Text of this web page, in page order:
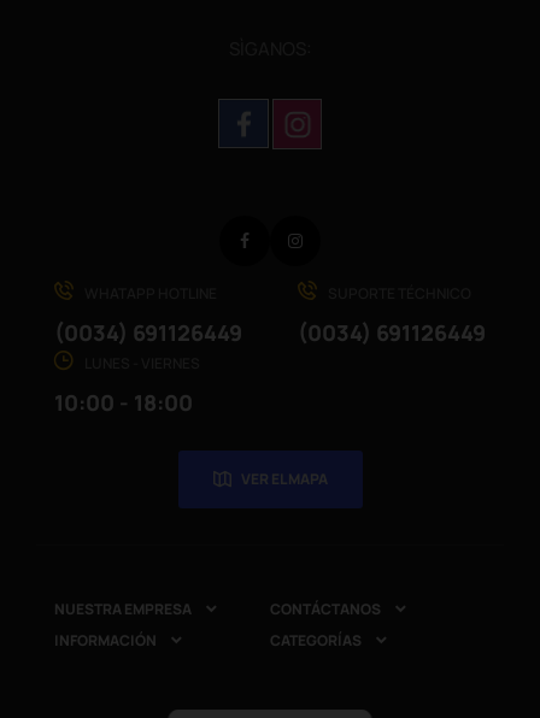
(0034) 691126449 (0034) 691126449
10:00 - 18:00
VER EL MAPA
Facebook
NUESTRA EMPRESA  CONTÁCTANOS 
INFORMACIÓN  CATEGORÍAS 